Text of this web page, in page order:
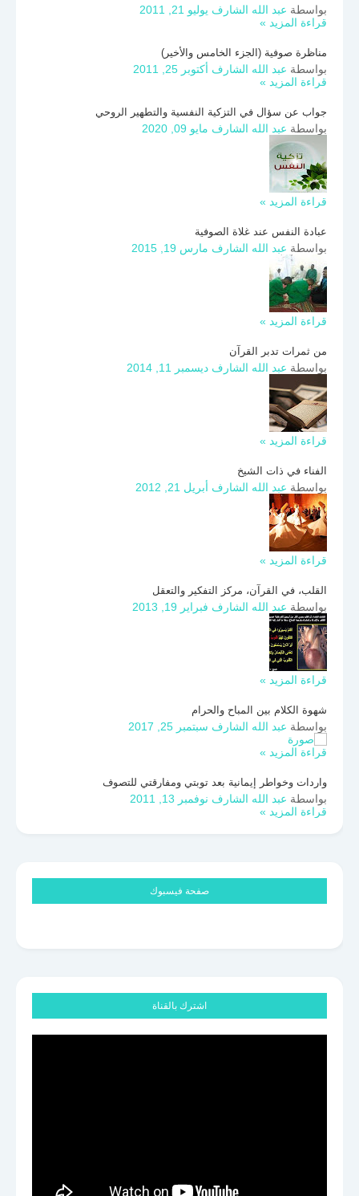
بواسطة عبد الله الشارف يوليو 21, 2011
قراءة المزيد »
مناظرة صوفية (الجزء الخامس والأخير)
بواسطة عبد الله الشارف أكتوبر 25, 2011
قراءة المزيد »
جواب عن سؤال في التزكية النفسية والتطهير الروحي
بواسطة عبد الله الشارف مايو 09, 2020
قراءة المزيد »
عبادة النفس عند غلاة الصوفية
بواسطة عبد الله الشارف مارس 19, 2015
قراءة المزيد »
من ثمرات تدبر القرآن
بواسطة عبد الله الشارف ديسمبر 11, 2014
قراءة المزيد »
الفناء في ذات الشيخ
بواسطة عبد الله الشارف أبريل 21, 2012
قراءة المزيد »
القلب، في القرآن، مركز التفكير والتعقل
بواسطة عبد الله الشارف فبراير 19, 2013
قراءة المزيد »
شهوة الكلام بين المباح والحرام
بواسطة عبد الله الشارف سبتمبر 25, 2017
قراءة المزيد »
واردات وخواطر إيمانية بعد توبتي ومفارقتي للتصوف
بواسطة عبد الله الشارف نوفمبر 13, 2011
قراءة المزيد »
صفحة فيسبوك
اشترك بالقناة